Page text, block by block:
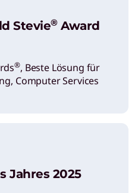
Stevie®Award
®, Beste Lösung für
Computer Services
Jahres 2025